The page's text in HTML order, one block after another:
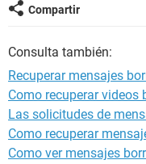
Compartir
Consulta también:
Recuperar mensajes
Como recuperar videos
Las solicitudes de
Como recuperar
Como ver mensajes